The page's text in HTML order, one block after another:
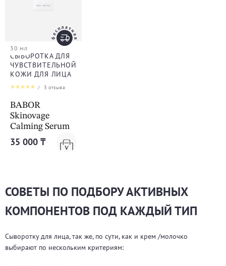
30 мл
СЫВОРОТКА ДЛЯ
ЧУВСТВИТЕЛЬНОЙ
КОЖИ ДЛЯ ЛИЦА
/ 3 отзыва
BABOR
Skinovage
Calming Serum
35 000 ₸
СОВЕТЫ ПО ПОДБОРУ АКТИВНЫХ
КОМПОНЕНТОВ ПОД КАЖДЫЙ ТИП
Сыворотку для лица, так же, по сути, как и крем /молочко
выбирают по нескольким критериям: